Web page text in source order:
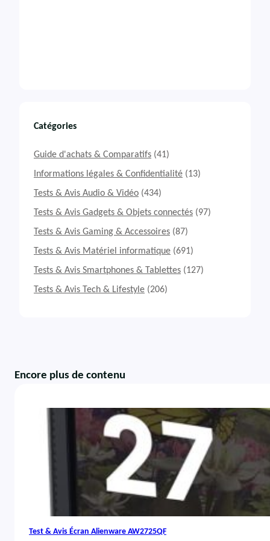
Catégories
Guide d'achats & Comparatifs (41)
Informations légales & Confidentialité (13)
Tests & Avis Audio & Vidéo (434)
Tests & Avis Gadgets & Objets connectés (97)
Tests & Avis Gaming & Accessoires (87)
Tests & Avis Matériel informatique (691)
Tests & Avis Smartphones & Tablettes (127)
Tests & Avis Tech & Lifestyle (206)
Encore plus de contenu
Test & Avis Écran Alienware AW2725QF